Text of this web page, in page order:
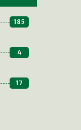
185
4
17